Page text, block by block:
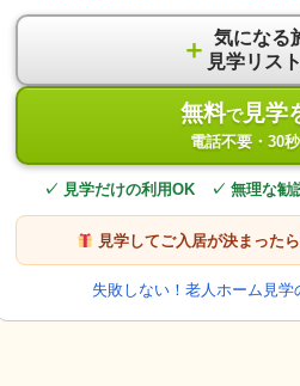
＋ 気になる
見学リスト
無料で見学
電話不要・30
✓ 見学だけの利用OK ✓ 無理な勧
見学してご入居が決まったら
失敗しない！老人ホーム見学